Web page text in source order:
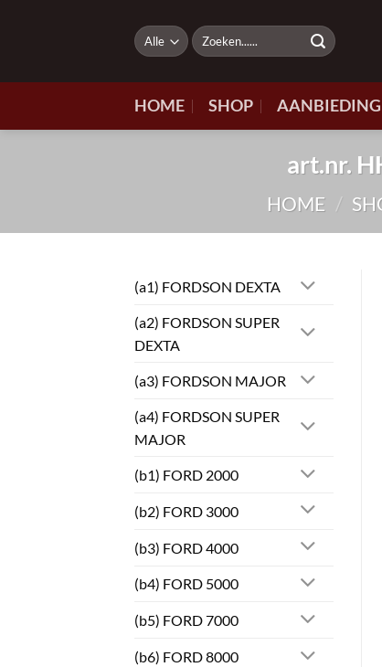
Zoeken
naar:
HOME SHOP AANBIEDING
art.nr.
HOME /
(a1) FORDSON DEXTA
(a2) FORDSON SUPER
DEXTA
(a3) FORDSON MAJOR
(a4) FORDSON SUPER
MAJOR
(b1) FORD 2000
(b2) FORD 3000
(b3) FORD 4000
(b4) FORD 5000
(b5) FORD 7000
(b6) FORD 8000